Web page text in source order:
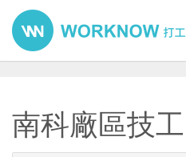
南科廠區技